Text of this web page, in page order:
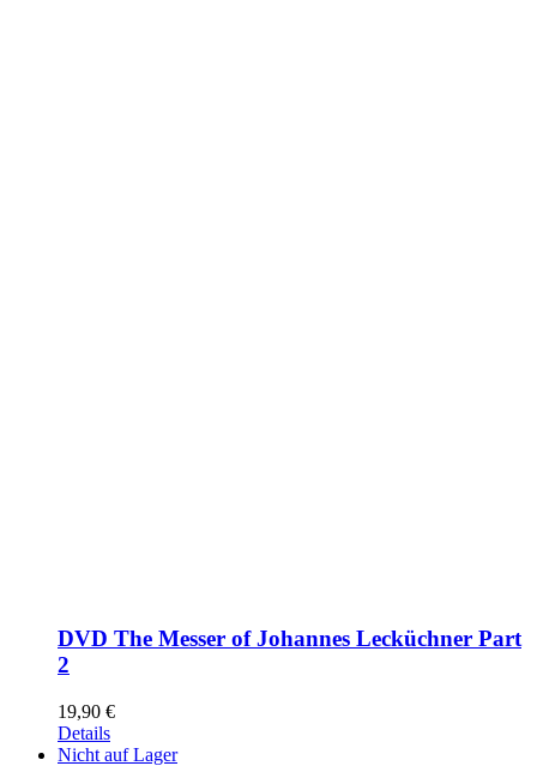
DVD The Messer of Johannes Lecküchner Part
2
19,90 €
Details
Nicht auf Lager